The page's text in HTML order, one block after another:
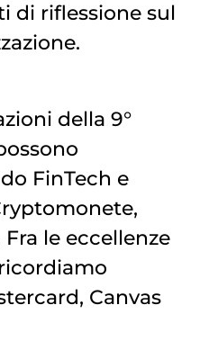
di riflessione sul
della 9°
FinTech e
Fra le eccellenze
Canvas